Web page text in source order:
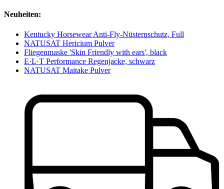
Neuheiten:
Kentucky Horsewear Anti-Fly-Nüsternschutz, Full
NATUSAT Hericium Pulver
Fliegenmaske 'Skin Friendly with ears', black
E·L·T Performance Regenjacke, schwarz
NATUSAT Maitake Pulver